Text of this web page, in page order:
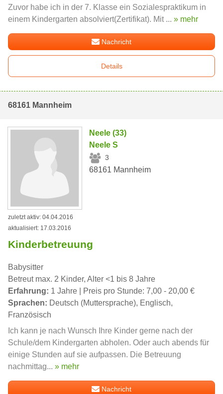
Zuvor habe ich in der 7. Klasse ein Sozialespraktikum in
einem Kindergarten absolviert(Zertifikat). Mit ... » mehr
Nachricht
Details
68161 Mannheim
Neele (33)
Neele S
3
68161 Mannheim
zuletzt aktiv: 04.04.2016
aktualisiert: 17.03.2016
Kinderbetreuung
Babysitter
Betreut max. 2 Kinder, Alter <1 bis 8 Jahre
Erfahrung: 1 Jahre | Preis pro Stunde: 7,00 - 20,00 €
Sprachen: Deutsch (Muttersprache), Englisch,
Französisch
Ich kann je nach Wunsch Ihre Kinder gerne nach der
Schule/dem Kindergarten abholen. Oder auch abends für
einige Stunden auf sie aufpassen. Die Betreuung
nachmittag... » mehr
Nachricht